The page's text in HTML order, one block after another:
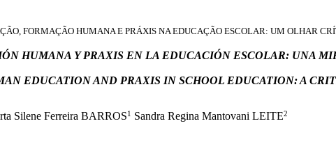
FORMAÇÃO HUMANA E PRÁXIS NA EDUCAÇÃO ESCOLAR: UM OLHAR
HUMANA Y PRAXIS EN LA EDUCACIÓN ESCOLAR: UNA
EDUCATION AND PRAXIS IN SCHOOL EDUCATION: A
Silene Ferreira BARROS1 Sandra Regina Mantovani LEITE2